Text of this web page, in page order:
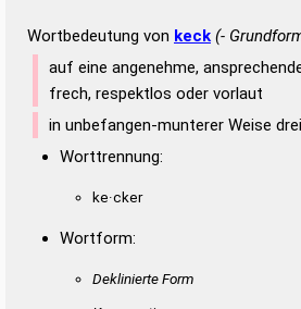
Wortbedeutung von keck (-
auf eine angenehme,
frech, respektlos oder vorlaut
in unbefangen-munterer Weise
Worttrennung:
ke·cker
Wortform:
Deklinierte Form